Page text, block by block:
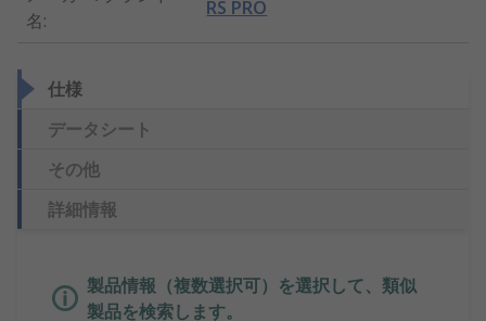
名:
RS PRO
仕様
データシート
その他
詳細情報
製品情報（複数選択可）を選択して、類似
製品を検索します。